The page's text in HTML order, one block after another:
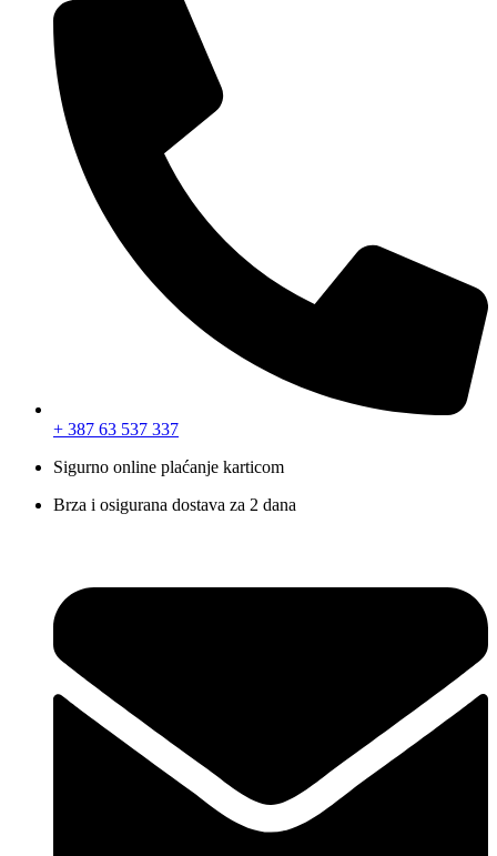
+ 387 63 537 337
Sigurno online plaćanje karticom
Brza i osigurana dostava za 2 dana